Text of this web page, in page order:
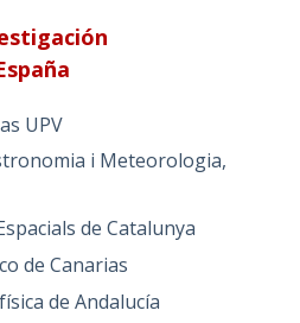
UPV
i Meteorologia,
de Catalunya
de Canarias
de Andalucía